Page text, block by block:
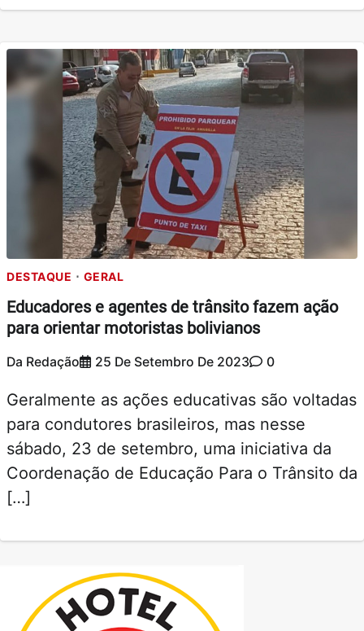
DESTAQUE GERAL
Educadores e agentes de trânsito fazem ação
para orientar motoristas bolivianos
Da Redação 25 De Setembro De 2023 0
Geralmente as ações educativas são voltadas
para condutores brasileiros, mas nesse
sábado, 23 de setembro, uma iniciativa da
Coordenação de Educação Para o Trânsito da
[…]